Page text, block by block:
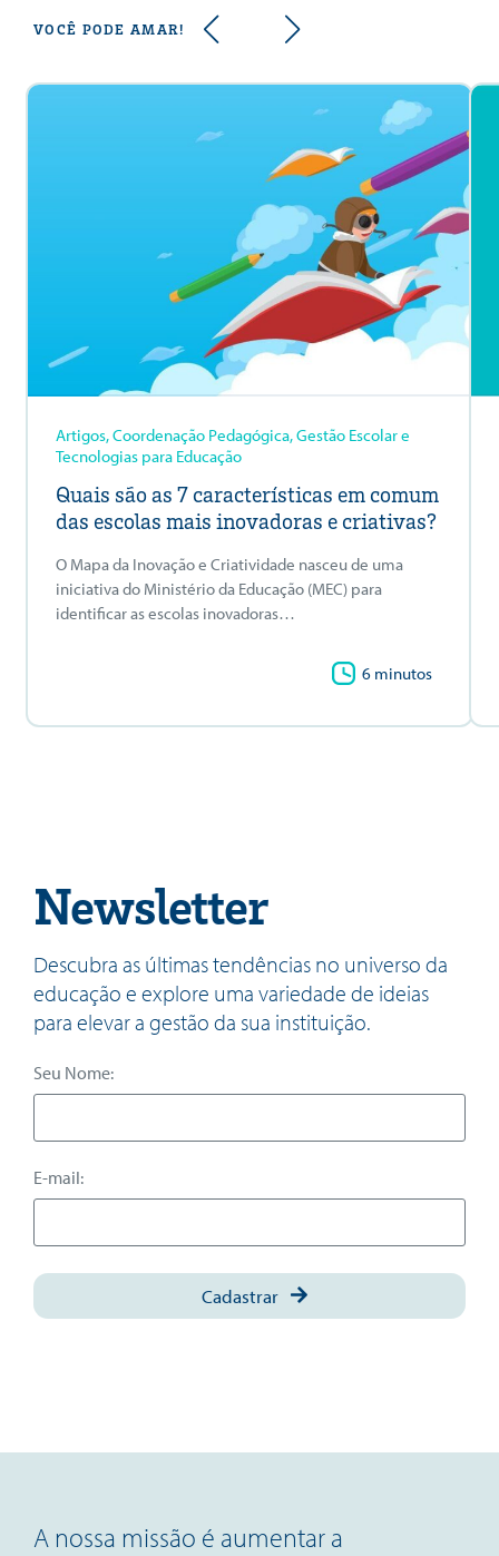
VOCÊ PODE AMAR!
Artigos, Coordenação Pedagógica, Gestão Escolar e
Tecnologias para Educação
Quais são as 7 características em comum
das escolas mais inovadoras e criativas?
O Mapa da Inovação e Criatividade nasceu de uma
iniciativa do Ministério da Educação (MEC) para
identificar as escolas inovadoras…
6 minutos
Newsletter
Descubra as últimas tendências no universo da
educação e explore uma variedade de ideias
para elevar a gestão da sua instituição.
Seu Nome:
E-mail:
Cadastrar
A nossa missão é aumentar a